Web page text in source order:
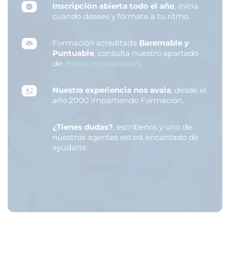
Inscripción abierta todo el año, inicia
cuando desees y fórmate a tu ritmo.
Formación acreditada Baremable y
Puntuable, consulta nuestro apartado
de: Bolsas contratación.
Nuestra experiencia nos avala, desde el
año 2000 impartiendo Formación.
¿Tienes dudas?, escríbenos y uno de
nuestros agentes estará encantado de
ayudarte.